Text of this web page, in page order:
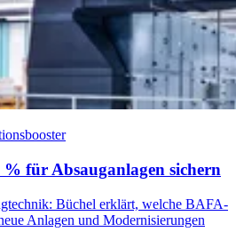
für Absauganlagen sichern
Büchel erklärt, welche BAFA-
Anlagen und Modernisierungen